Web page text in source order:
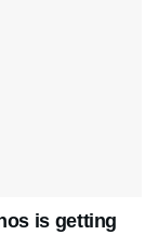
is getting